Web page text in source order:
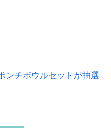
ンチボウルセットが抽選